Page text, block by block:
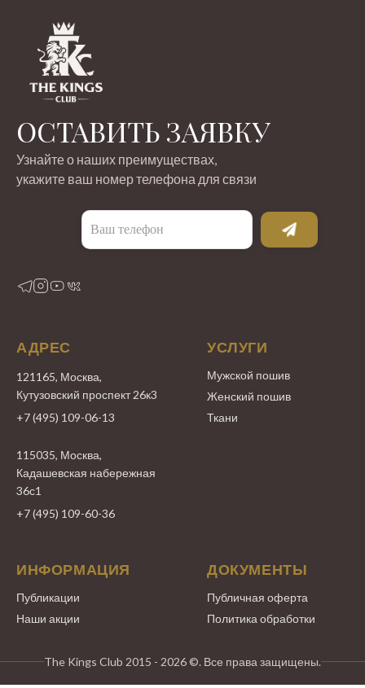
ОСТАВИТЬ ЗАЯВКУ
Узнайте о наших преимуществах,
укажите ваш номер телефона для связи
АДРЕС
121165, Москва,
Кутузовский проспект 26к3
+7 (495) 109-06-13
115035, Москва,
Кадашевская набережная
36с1
+7 (495) 109-60-36
УСЛУГИ
Мужской пошив
Женский пошив
Ткани
ИНФОРМАЦИЯ
Публикации
Наши акции
ДОКУМЕНТЫ
Публичная оферта
Политика обработки
The Kings Club 2015 - 2026 ©. Все права защищены.